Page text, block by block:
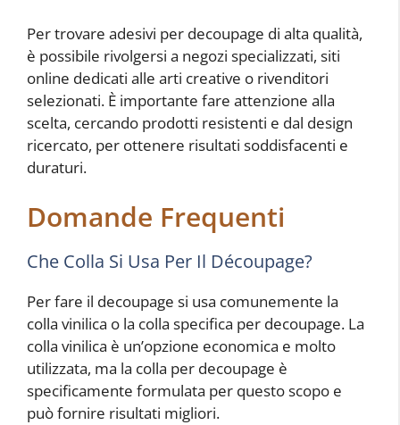
Per trovare adesivi per decoupage di alta qualità,
è possibile rivolgersi a negozi specializzati, siti
online dedicati alle arti creative o rivenditori
selezionati. È importante fare attenzione alla
scelta, cercando prodotti resistenti e dal design
ricercato, per ottenere risultati soddisfacenti e
duraturi.
Domande Frequenti
Che Colla Si Usa Per Il Découpage?
Per fare il decoupage si usa comunemente la
colla vinilica o la colla specifica per decoupage. La
colla vinilica è un’opzione economica e molto
utilizzata, ma la colla per decoupage è
specificamente formulata per questo scopo e
può fornire risultati migliori.